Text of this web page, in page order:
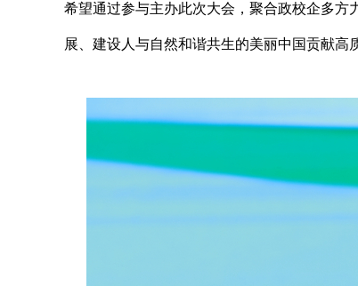
希望通过参与主办此次大会，聚合政校企多
展、建设人与自然和谐共生的美丽中国贡献高